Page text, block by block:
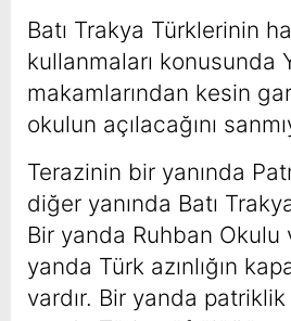
Batı Trakya Türklerinin
kullanmaları konusunda
makamlarından kesin
okulun açılacağını
Terazinin bir yanında
diğer yanında Batı
Bir yanda Ruhban Okulu
yanda Türk azınlığın
vardır. Bir yanda